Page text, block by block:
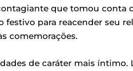
que tomou conta
festivo para reacender seu
comemorações.
de caráter mais íntimo.